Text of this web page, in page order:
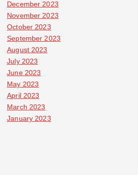
December 2023
November 2023
October 2023
September 2023
August 2023
July 2023
June 2023
May 2023
April 2023
March 2023
January 2023